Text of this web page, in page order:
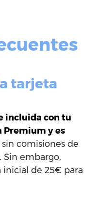
tarjeta
incluida con tu
Premium y es
sin comisiones de
embargo,
inicial de 25€ para